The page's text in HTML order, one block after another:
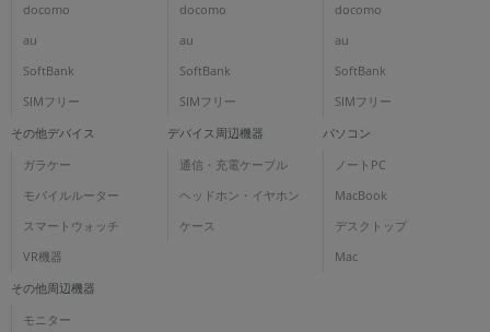
docomo
au
SoftBank
SIMフリー
docomo
au
SoftBank
SIMフリー
docomo
au
SoftBank
SIMフリー
その他デバイス
ガラケー
モバイルルーター
スマートウォッチ
VR機器
デバイス周辺機器
通信・充電ケーブル
ヘッドホン・イヤホン
ケース
パソコン
ノートPC
MacBook
デスクトップ
Mac
その他周辺機器
モニター